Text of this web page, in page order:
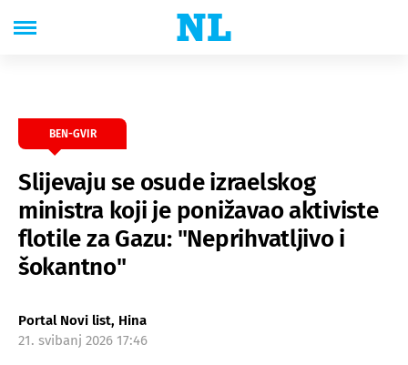
BEN-GVIR
Slijevaju se osude izraelskog
ministra koji je ponižavao aktiviste
flotile za Gazu: "Neprihvatljivo i
šokantno"
Portal Novi list, Hina
21. svibanj 2026 17:46